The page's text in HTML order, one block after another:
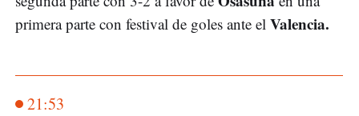
primera parte con festival de goles ante el Valencia.
21:53